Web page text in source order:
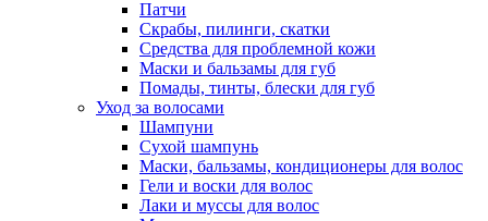
Патчи
Скрабы, пилинги, скатки
Средства для проблемной кожи
Маски и бальзамы для губ
Помады, тинты, блески для губ
Уход за волосами
Шампуни
Сухой шампунь
Маски, бальзамы, кондиционеры для волос
Гели и воски для волос
Лаки и муссы для волос